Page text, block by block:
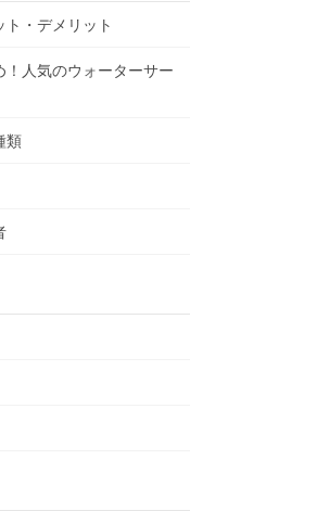
ト・デメリット
！人気のウォーターサー
類